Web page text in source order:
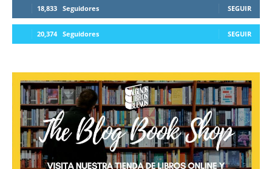
18,833 Seguidores SEGUIR
20,374 Seguidores SEGUIR